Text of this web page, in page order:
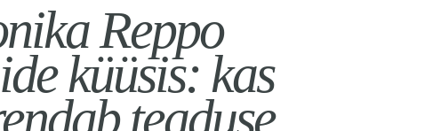
Reppo
küüsis: kas
teaduse